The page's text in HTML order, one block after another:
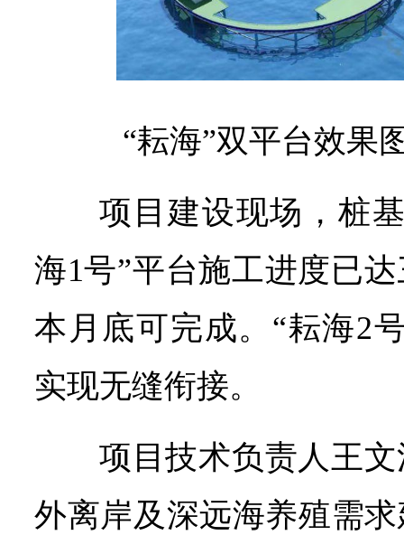
“耘海”双平台效果
项目建设现场，桩
海1号”平台施工进度已
本月底可完成。“耘海2
实现无缝衔接。
项目技术负责人王
外离岸及深远海养殖需